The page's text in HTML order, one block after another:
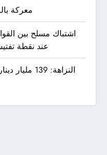
معركة
اشتباك مسلح بين
عند نقطة
النزاهة: